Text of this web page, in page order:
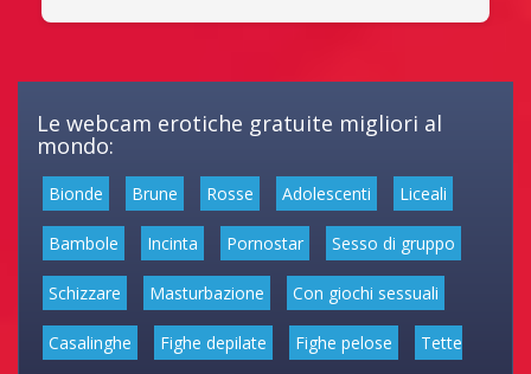
Le webcam erotiche gratuite migliori al
mondo:
Bionde Brune Rosse Adolescenti Liceali
Bambole Incinta Pornostar Sesso di gruppo
Schizzare Masturbazione Con giochi sessuali
Casalinghe Fighe depilate Fighe pelose Tette